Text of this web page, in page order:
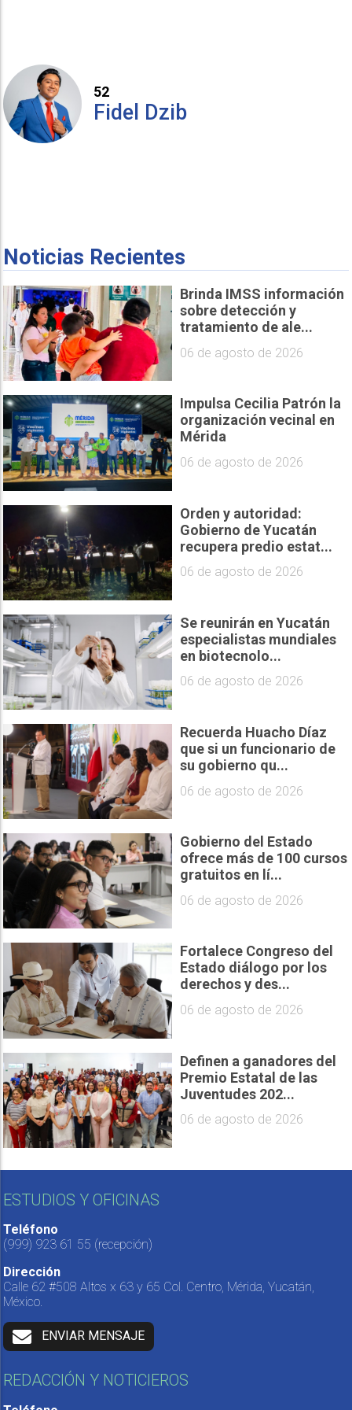
52
Fidel Dzib
Noticias Recientes
Brinda IMSS información
sobre detección y
tratamiento de ale...
06 de agosto de 2026
Impulsa Cecilia Patrón la
organización vecinal en
Mérida
06 de agosto de 2026
Orden y autoridad:
Gobierno de Yucatán
recupera predio estat...
06 de agosto de 2026
Se reunirán en Yucatán
especialistas mundiales
en biotecnolo...
06 de agosto de 2026
Recuerda Huacho Díaz
que si un funcionario de
su gobierno qu...
06 de agosto de 2026
Gobierno del Estado
ofrece más de 100 cursos
gratuitos en lí...
06 de agosto de 2026
Fortalece Congreso del
Estado diálogo por los
derechos y des...
06 de agosto de 2026
Definen a ganadores del
Premio Estatal de las
Juventudes 202...
06 de agosto de 2026
ESTUDIOS Y OFICINAS
Teléfono
(999) 923 61 55 (recepción)
Dirección
Calle 62 #508 Altos x 63 y 65 Col. Centro, Mérida, Yucatán,
México.
ENVIAR MENSAJE
REDACCIÓN Y NOTICIEROS